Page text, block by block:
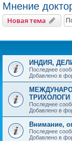
Мнение
Новая тема
ИНДИЯ,
Последнее
Добавлено в
ТРИХОЛОГИ
Последнее
Добавлено в
Внимание,
Последнее
Добавлено в